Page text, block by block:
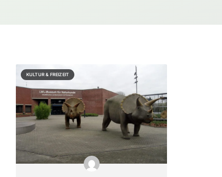
KULTUR & FREIZEIT